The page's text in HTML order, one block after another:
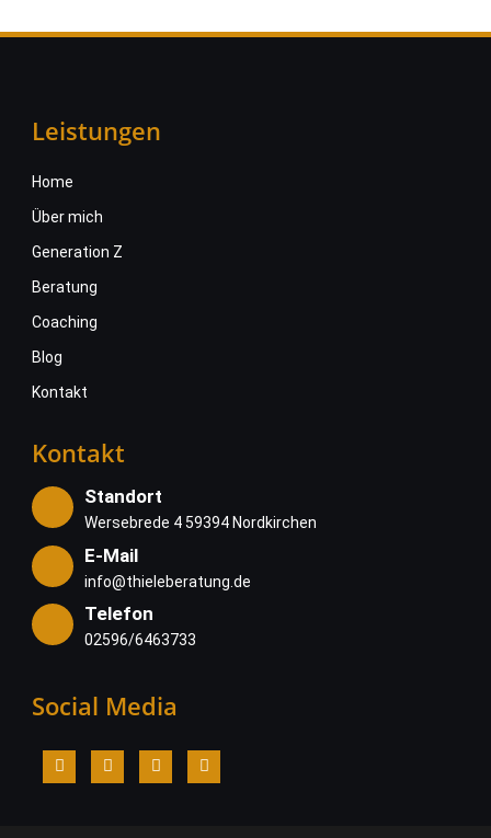
Leistungen
Home
Über mich
Generation Z
Beratung
Coaching
Blog
Kontakt
Kontakt
Standort
Wersebrede 4 59394 Nordkirchen
E-Mail
info@thieleberatung.de
Telefon
02596/6463733
Social Media